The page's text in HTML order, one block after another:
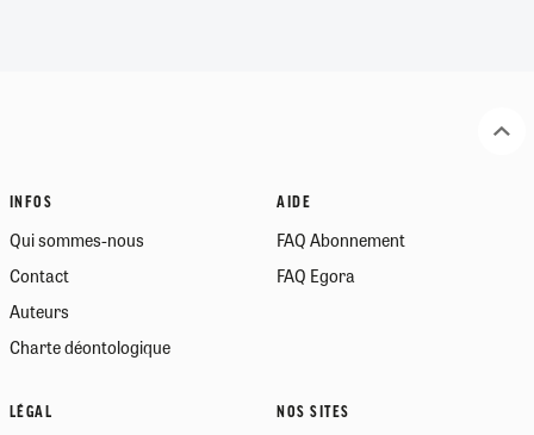
INFOS
Qui sommes-nous
Contact
Auteurs
Charte déontologique
AIDE
FAQ Abonnement
FAQ Egora
LÉGAL NOS SITES